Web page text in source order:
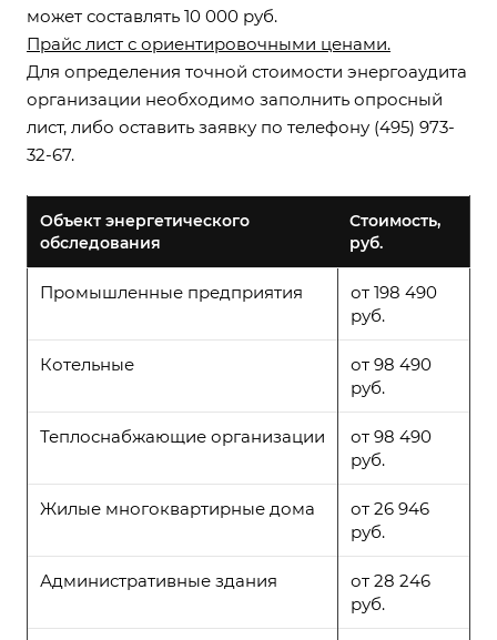
может составлять 10 000 руб.
Прайс лист с ориентировочными ценами.
Для определения точной стоимости энергоаудита
организации необходимо заполнить опросный
лист, либо оставить заявку по телефону (495) 973-
32-67.
Объект энергетического
обследования
Стоимость,
руб.
Промышленные предприятия
от 198 490
руб.
Котельные
от 98 490
руб.
Теплоснабжающие организации
от 98 490
руб.
Жилые многоквартирные дома
от 26 946
руб.
Административные здания
от 28 246
руб.